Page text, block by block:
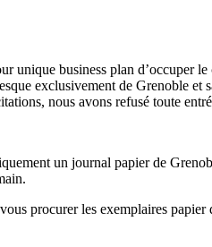
unique business plan d’occuper
exclusivement de Grenoble
nous avons refusé toute
un journal papier de
procurer les exemplaires